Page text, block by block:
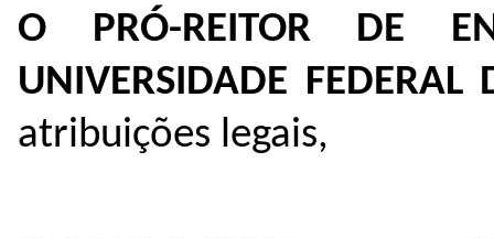
O PRÓ-REITOR DE
UNIVERSIDADE
atribuições legais,